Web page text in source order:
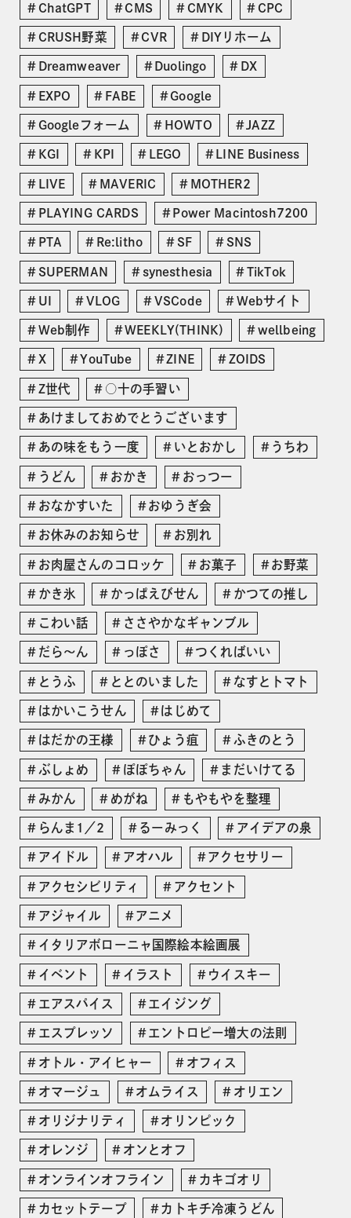
ChatGPT CMS CMYK CPC
CRUSH野菜 CVR DIYリホーム
Dreamweaver Duolingo DX
EXPO FABE Google
Googleフォーム HOWTO JAZZ
KGI KPI LEGO LINE Business
LIVE MAVERIC MOTHER2
PLAYING CARDS Power Macintosh7200
PTA Re:litho SF SNS
SUPERMAN synesthesia TikTok
UI VLOG VSCode Webサイト
Web制作 WEEKLY(THINK) wellbeing
X YouTube ZINE ZOIDS
Z世代 ○十の手習い
あけましておめでとうございます
あの味をもう一度 いとおかし うちわ
うどん おかき おっつー
おなかすいた おゆうぎ会
お休みのお知らせ お別れ
お肉屋さんのコロッケ お菓子 お野菜
かき氷 かっぱえびせん かつての推し
こわい話 ささやかなギャンブル
だら〜ん っぽさ つくればいい
とうふ ととのいました なすとトマト
はかいこうせん はじめて
はだかの王様 ひょう疽 ふきのとう
ぶしょめ ぽぽちゃん まだいけてる
みかん めがね もやもやを整理
らんま1／2 るーみっく アイデアの泉
アイドル アオハル アクセサリー
アクセシビリティ アクセント
アジャイル アニメ
イタリアボローニャ国際絵本絵画展
イベント イラスト ウイスキー
エアスパイス エイジング
エスプレッソ エントロピー増大の法則
オトル・アイヒャー オフィス
オマージュ オムライス オリエン
オリジナリティ オリンピック
オレンジ オンとオフ
オンラインオフライン カキゴオリ
カセットテープ カトキチ冷凍うどん